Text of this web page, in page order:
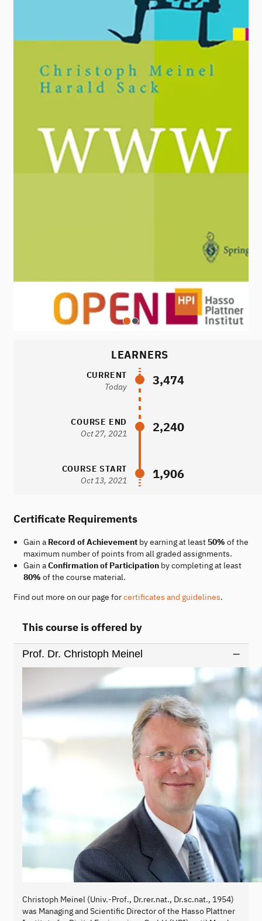
LEARNERS
CURRENT
Today
3,474
COURSE END
Oct 27, 2021
2,240
COURSE START
Oct 13, 2021
1,906
Certificate Requirements
Gain a Record of Achievementby earning at least 50% of the
maximum number of points from all graded assignments.
Gain aConfirmation of Participationby completing at least
80% of the course material.
Find out more on our page forcertificates and guidelines.
This course is offered by
Prof. Dr. Christoph Meinel
Christoph Meinel (Univ.-Prof., Dr.rer.nat., Dr.sc.nat., 1954)
was Managing and Scientific Director of the Hasso Plattner